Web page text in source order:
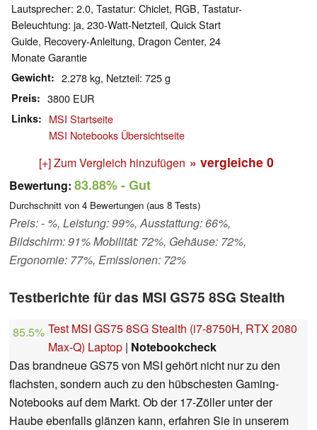
Lautsprecher: 2.0, Tastatur: Chiclet, RGB, Tastatur-
Beleuchtung: ja, 230-Watt-Netzteil, Quick Start
Guide, Recovery-Anleitung, Dragon Center, 24
Monate Garantie
Gewicht 2.278 kg, Netzteil: 725 g
Preis 3800 EUR
Links
MSI Startseite
MSI Notebooks Übersichtseite
[+] Zum Vergleich hinzufügen » vergleiche 0
Bewertung: 83.88%- Gut
Durchschnitt von 4 Bewertungen (aus 8 Tests)
Preis: - %, Leistung: 99%, Ausstattung: 66%,
Bildschirm: 91% Mobilität: 72%, Gehäuse: 72%,
Ergonomie: 77%, Emissionen: 72%
Testberichte für das MSI GS75 8SG Stealth
85.5% Test MSI GS75 8SG Stealth (i7-8750H, RTX 2080
Max-Q) Laptop | Notebookcheck
Das brandneue GS75 von MSI gehört nicht nur zu den
flachsten, sondern auch zu den hübschesten Gaming-
Notebooks auf dem Markt. Ob der 17-Zöller unter der
Haube ebenfalls glänzen kann, erfahren Sie in unserem